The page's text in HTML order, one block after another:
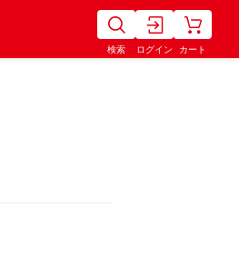
検索 ログイン カート